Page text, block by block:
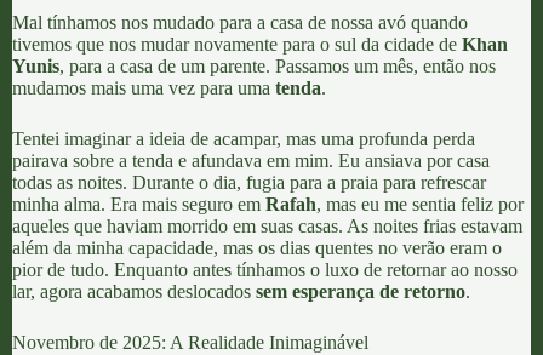
Mal tínhamos nos mudado para a casa de nossa avó quando
tivemos que nos mudar novamente para o sul da cidade de Khan
Yunis, para a casa de um parente. Passamos um mês, então nos
mudamos mais uma vez para uma tenda.
Tentei imaginar a ideia de acampar, mas uma profunda perda
pairava sobre a tenda e afundava em mim. Eu ansiava por casa
todas as noites. Durante o dia, fugia para a praia para refrescar
minha alma. Era mais seguro em Rafah, mas eu me sentia feliz por
aqueles que haviam morrido em suas casas. As noites frias estavam
além da minha capacidade, mas os dias quentes no verão eram o
pior de tudo. Enquanto antes tínhamos o luxo de retornar ao nosso
lar, agora acabamos deslocados sem esperança de retorno.
Novembro de 2025: A Realidade Inimaginável